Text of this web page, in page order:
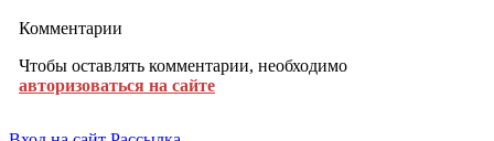
Комментарии
Чтобы оставлять комментарии, необходимо
авторизоваться на сайте